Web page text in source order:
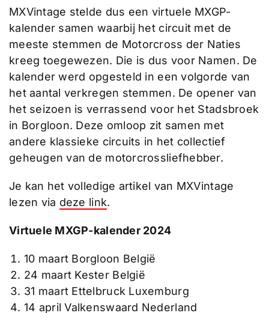
MXVintage stelde dus een virtuele MXGP-
kalender samen waarbij het circuit met de
meeste stemmen de Motorcross der Naties
kreeg toegewezen. Die is dus voor Namen. De
kalender werd opgesteld in een volgorde van
het aantal verkregen stemmen. De opener van
het seizoen is verrassend voor het Stadsbroek
in Borgloon. Deze omloop zit samen met
andere klassieke circuits in het collectief
geheugen van de motorcrossliefhebber.
Je kan het volledige artikel van MXVintage
lezen via deze link.
Virtuele MXGP-kalender 2024
10 maart Borgloon België
24 maart Kester België
31 maart Ettelbruck Luxemburg
14 april Valkenswaard Nederland